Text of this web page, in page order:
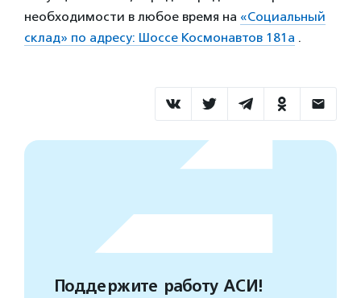
необходимости в любое время на «Социальный
склад» по адресу: Шоссе Космонавтов 181а .
Поддержите работу АСИ!